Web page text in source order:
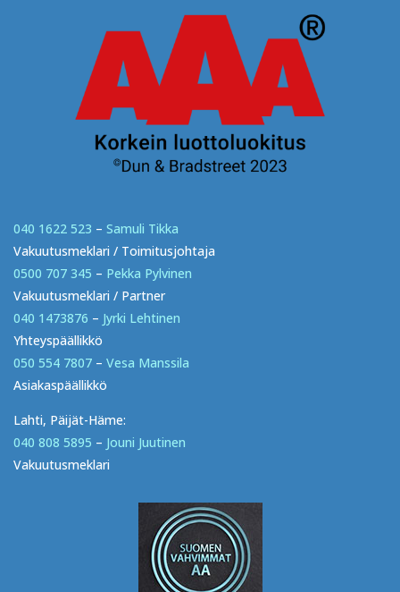
040 1622 523 – Samuli Tikka
Vakuutusmeklari / Toimitusjohtaja
0500 707 345 – Pekka Pylvinen
Vakuutusmeklari / Partner
040 1473876 – Jyrki Lehtinen
Yhteyspäällikkö
050 554 7807 – Vesa Manssila
Asiakaspäällikkö
Lahti, Päijät-Häme:
040 808 5895 – Jouni Juutinen
Vakuutusmeklari